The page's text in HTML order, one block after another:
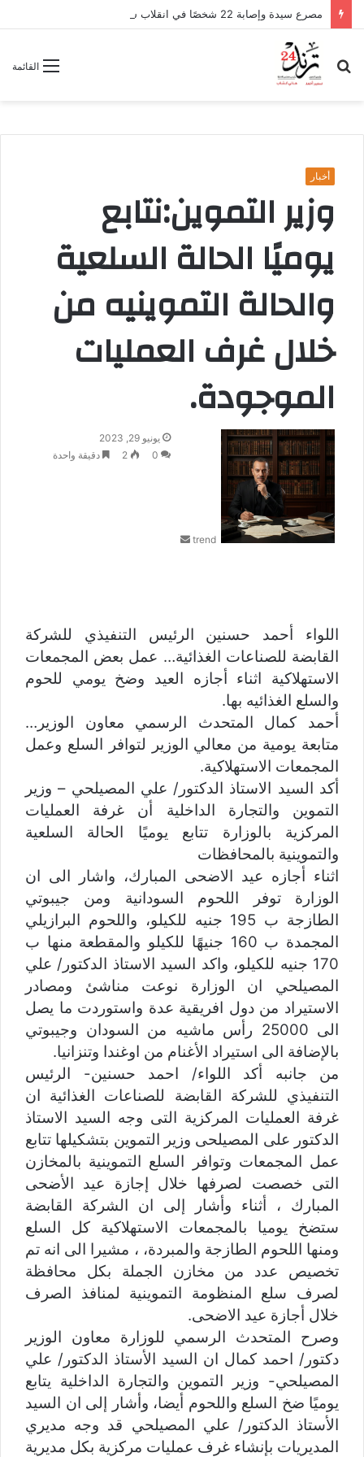
القائمة
بحث
عن
أخبار
وزير التموين:نتابع
يوميًا الحالة السلعية
والحالة التموينيه من
خلال غرف العمليات
الموجودة.
trend
ت
ر
ا
يونيو 29, 2023
0
2 دقيقة واحدة
اللواء أحمد حسنين الرئيس التنفيذي للشركة
القابضة للصناعات الغذائية… ‏عمل بعض المجمعات
الاستهلاكية اثناء أجازه العيد وضخ يومي للحوم
والسلع الغذائيه بها.
أحمد كمال المتحدث الرسمي معاون الوزير…
متابعة يومية ‏من معالي الوزير لتوافر السلع وعمل
المجمعات الاستهلاكية.
‏أكد السيد الاستاذ الدكتور/ علي المصيلحي – وزير
التموين ‏والتجارة الداخلية أن غرفة العمليات
المركزية بالوزارة تتابع يوميًا الحالة السلعية
والتموينية بالمحافظات
اثناء أجازه عيد الاضحى المبارك، واشار الى ان
الوزارة توفر اللحوم ‏السودانية ومن جيبوتي
الطازجة ب 195 جنيه للكيلو، واللحوم البرازيلي
المجمدة ب 160 ‏جنيهًا للكيلو والمقطعة منها ب
170 جنيه للكيلو، واكد السيد الاستاذ ‏الدكتور/ علي
المصيلحي ان الوزارة نوعت مناشئ ومصادر
الاستيراد من دول ‏افريقية عدة واستوردت ما يصل
الى 25000 رأس ماشيه من ‏السودان وجيبوتي
بالإضافة الى استيراد الأغنام من اوغندا وتنزانيا.
من جانبه أكد اللواء/ احمد حسنين- الرئيس
التنفيذي للشركة القابضة ‏للصناعات الغذائية ان
غرفة العمليات المركزية التى وجه السيد الاستاذ
الدكتور على المصيلحى وزير التموين بتشكيلها تتابع
عمل المجمعات وتوافر السلع التموينية بالمخازن
التى خصصت لصرفها خلال إجازة عيد الأضحى
المبارك ، أثناء وأشار إلى ان الشركة القابضة
ستضخ يوميا بالمجمعات الاستهلاكية ‏كل السلع
ومنها اللحوم الطازجة والمبردة، ، ‏مشيرا الى انه تم
تخصيص عدد من مخازن الجملة بكل محافظة
‏لصرف سلع المنظومة التموينية لمنافذ الصرف
خلال أجازة عيد الاضحى.
وصرح المتحدث الرسمي للوزارة معاون الوزير
دكتور/ احمد كمال ان ‏السيد الأستاذ الدكتور/ علي
المصيلحي- وزير التموين والتجارة ‏الداخلية يتابع
يوميًا ضخ السلع واللحوم أيضا، وأشار إلى ان السيد
‏الأستاذ الدكتور/ علي المصيلحي قد وجه مديري
المديريات بإنشاء ‏غرف عمليات مركزية بكل مديرية